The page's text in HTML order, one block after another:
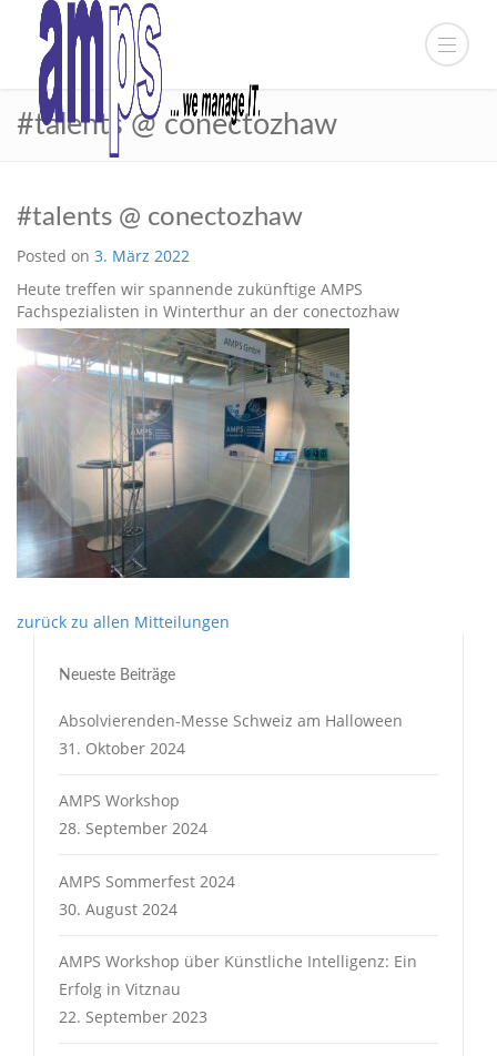
#talents @ conectozhaw
#talents @ conectozhaw
Posted on 3. März 2022
Heute treffen wir spannende zukünftige AMPS
Fachspezialisten in Winterthur an der conectozhaw
zurück zu allen Mitteilungen
Neueste Beiträge
Absolvierenden-Messe Schweiz am Halloween
31. Oktober 2024
AMPS Workshop
28. September 2024
AMPS Sommerfest 2024
30. August 2024
AMPS Workshop über Künstliche Intelligenz: Ein
Erfolg in Vitznau
22. September 2023